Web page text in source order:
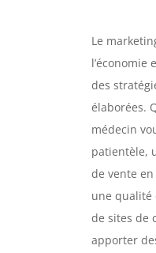
Le
l’économie
des
élaborées.
médecin
patientèle,
de vente
une qualité
de sites de
apporter